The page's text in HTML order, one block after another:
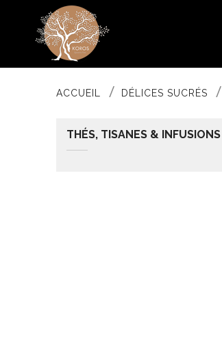
ACCUEIL DÉLICES SUCRÉS
THÉS, TISANES & INFUSIONS